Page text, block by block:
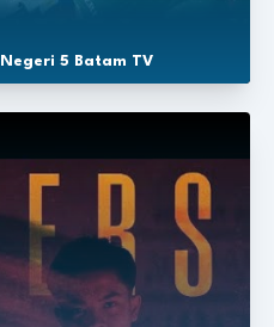
5 Batam TV